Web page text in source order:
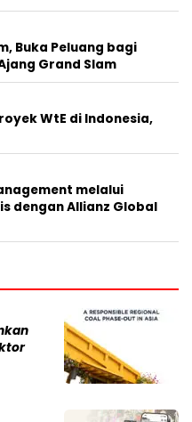
Buka Peluang bagi
Grand Slam
WtE di Indonesia,
melalui
dengan Allianz Global